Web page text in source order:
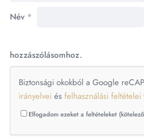
Név *
hozzászólásomhoz.
Biztonsági okokból a Google
irányelvei és felhasználási feltételei
Elfogadom ezeket a feltételeket